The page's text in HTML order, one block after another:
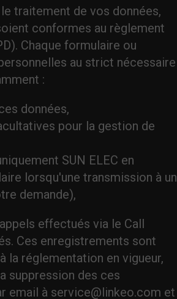
traitement de vos données,
conformes au règlement
Chaque formulaire ou
au strict nécessaire
:
données,
pour la gestion de
SUN ELEC en
lorsqu'une transmission à un
demande),
effectués via le Call
Ces enregistrements sont
la réglementation en vigueur,
suppression des ces
email à service@linkeo.com et